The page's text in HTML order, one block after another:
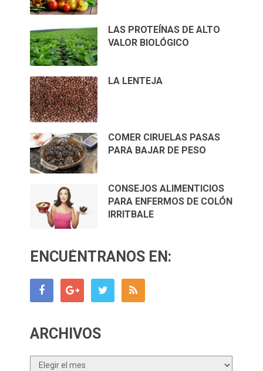
LAS PROTEÍNAS DE ALTO
VALOR BIOLÓGICO
LA LENTEJA
COMER CIRUELAS PASAS
PARA BAJAR DE PESO
CONSEJOS ALIMENTICIOS
PARA ENFERMOS DE COLÓN
IRRITBALE
ENCUÉNTRANOS EN:
ARCHIVOS
Archivos